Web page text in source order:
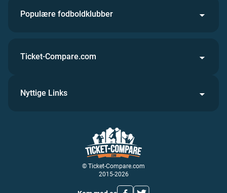
Populære fodboldklubber
© Ticket-Compare.com
2015-2026
Ticket-Compare.com
Nyttige Links